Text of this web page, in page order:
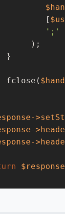
[
';'
);
}
fclose(
-
-
-
$response